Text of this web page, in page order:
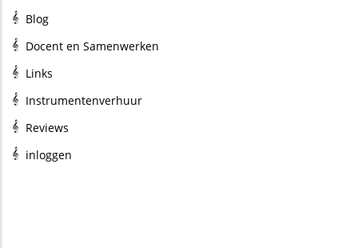
Blog
Docent en Samenwerken
Links
Instrumentenverhuur
Reviews
inloggen